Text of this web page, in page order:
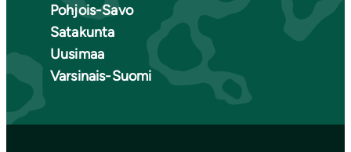
Pohjois-Savo
Satakunta
Uusimaa
Varsinais-Suomi